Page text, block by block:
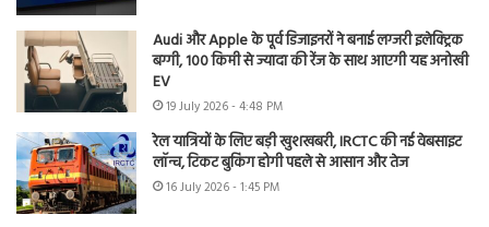
Audi और Apple के पूर्व डिजाइनरों ने बनाई लग्जरी इलेक्ट्रिक
बग्गी, 100 किमी से ज्यादा की रेंज के साथ आएगी यह अनोखी
EV
19 July 2026 - 4:48 PM
रेल यात्रियों के लिए बड़ी खुशखबरी, IRCTC की नई वेबसाइट
लॉन्च, टिकट बुकिंग होगी पहले से आसान और तेज
16 July 2026 - 1:45 PM